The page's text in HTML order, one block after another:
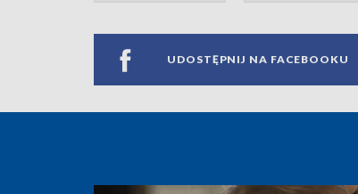
UDOSTĘPNIJ NA FACEBOOKU